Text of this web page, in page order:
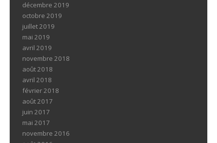
décembre 2019
octobre 2019
juillet 2019
mai 2019
avril 2019
novembre 2018
août 2018
avril 2018
février 2018
août 2017
juin 2017
mai 2017
novembre 2016